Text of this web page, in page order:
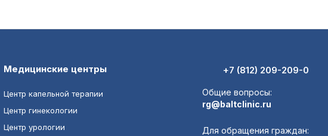
Медицинские центры
Центр капельной терапии
Центр гинекологии
Центр урологии
+7 (812) 209-209-0
Общие вопросы:
rg@baltclinic.ru
Для обращения граждан: